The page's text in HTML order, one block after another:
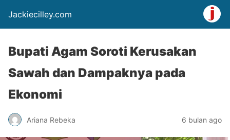
Jackiecilley.com
Bupati Agam Soroti Kerusakan
Sawah dan Dampaknya pada
Ekonomi
Ariana Rebeka 6 bulan ago